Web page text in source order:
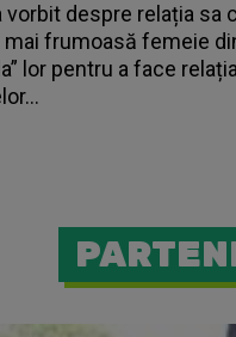
vorbit despre relația sa
mai frumoasă femeie
lor pentru a face